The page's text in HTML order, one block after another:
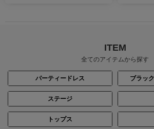
ITEM
全てのアイテムから探す
パーティードレス ブラッ
ステージ
トップス